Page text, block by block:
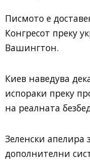
Писмото е
Конгресот преку
Вашингтон.
Киев наведува
испораки преку
на реалната
Зеленски
дополнителни